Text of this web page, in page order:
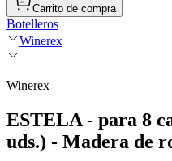
Carrito de compra
Botelleros
Winerex
Winerex
ESTELA - para 8
uds.) - Madera de